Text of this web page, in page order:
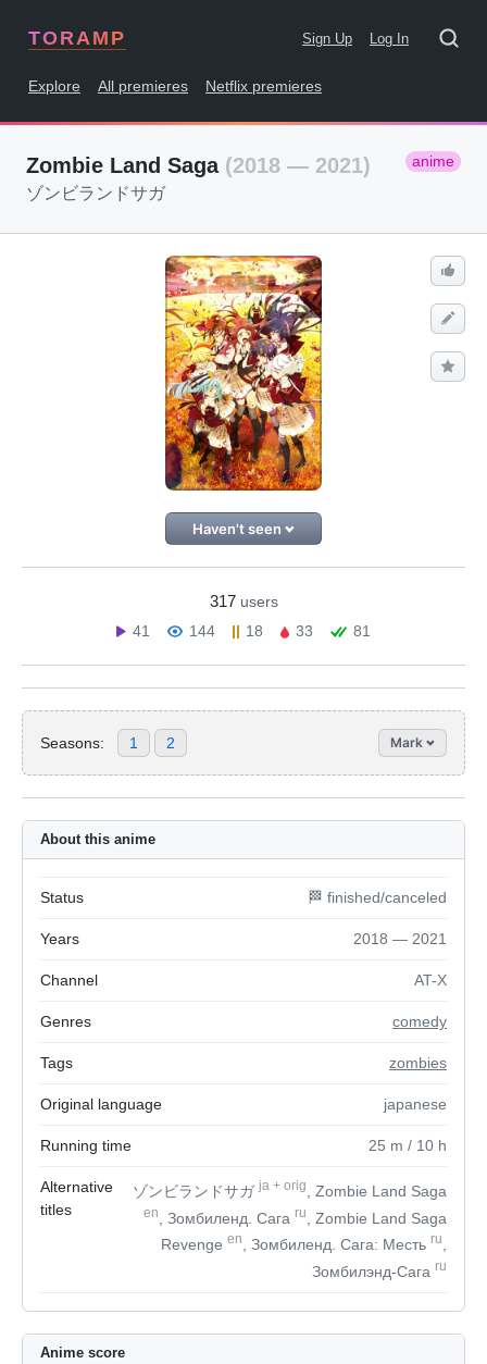
TORAMP Sign Up Log In
Explore All premieres Netflix premieres
Zombie Land Saga (2018 — 2021) anime
ゾンビランドサガ
Haven't seen
317 users
41
144 18 33 81
Seasons: 1 2 Mark
About this anime
Status 🏁 finished/canceled
Years 2018 — 2021
Channel AT-X
Genres comedy
Tags zombies
Original language japanese
Running time 25 m / 10 h
Alternative
titles
ゾンビランドサガja + orig , Zombie Land Saga
en , Зомбиленд. Сага ru
, Zombie Land Saga
Revenge en , Зомбиленд. Сага: Месть ru
Зомбилэнд-Сага ru
Anime score